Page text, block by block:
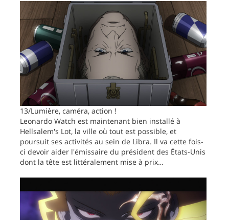
13/Lumière, caméra, action !
Leonardo Watch est maintenant bien installé à
Hellsalem's Lot, la ville où tout est possible, et
poursuit ses activités au sein de Libra. Il va cette fois-
ci devoir aider l'émissaire du président des États-Unis
dont la tête est littéralement mise à prix…